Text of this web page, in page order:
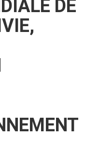
DE